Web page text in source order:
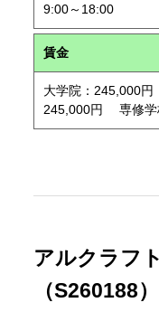
9:00～18:00
賃金
大学院：245,000
245,000円 専修学
アルクラフ
（S260188）